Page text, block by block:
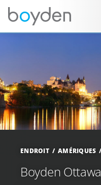
ENDROIT AMÉRIQUES
Boyden Ottawa